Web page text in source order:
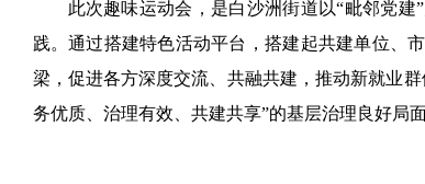
此次趣味运动会，是白沙洲街道以“毗邻党
践。通过搭建特色活动平台，搭建起共建单位、
梁，促进各方深度交流、共融共建，推动新就业
务优质、治理有效、共建共享”的基层治理良好局